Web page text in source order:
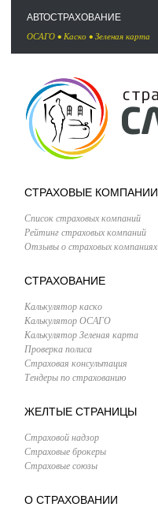
АВТОСТРАХОВАНИЕ
ОСАГО • Каско • Зеленая карта
СТРАХОВЫЕ КОМПАНИИ
Список страховых компаний
Рейтинг страховых компаний
Отзывы о страховых компаниях
СТРАХОВАНИЕ
Калькулятор каско
Калькулятор ОСАГО
Калькулятор Зеленая карта
Проверка полиса
Страховая консультация
Тендеры по страхованию
ЖЕЛТЫЕ СТРАНИЦЫ
Страховой надзор
Страховые брокеры
Страховые союзы
О СТРАХОВАНИИ